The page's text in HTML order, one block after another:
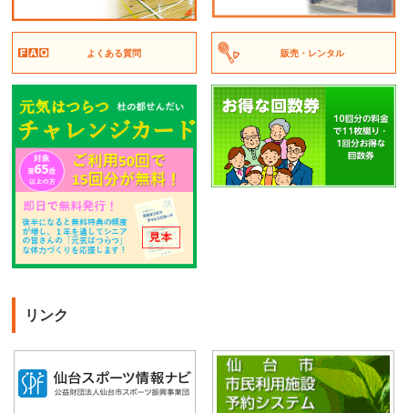
よくある質問 販売・レンタル
リンク